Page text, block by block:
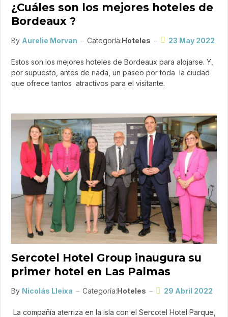
¿Cuáles son los mejores hoteles de
Bordeaux ?
By Aurelie Morvan Categoría:Hoteles 23 May 2022
Estos son los mejores hoteles de Bordeaux para alojarse. Y,
por supuesto, antes de nada, un paseo por toda la ciudad
que ofrece tantos atractivos para el visitante.
Sercotel Hotel Group inaugura su
primer hotel en Las Palmas
By Nicolás Lleixa Categoría: Hoteles 29 Abril 2022
La compañía aterriza en la isla con el Sercotel Hotel Parque,